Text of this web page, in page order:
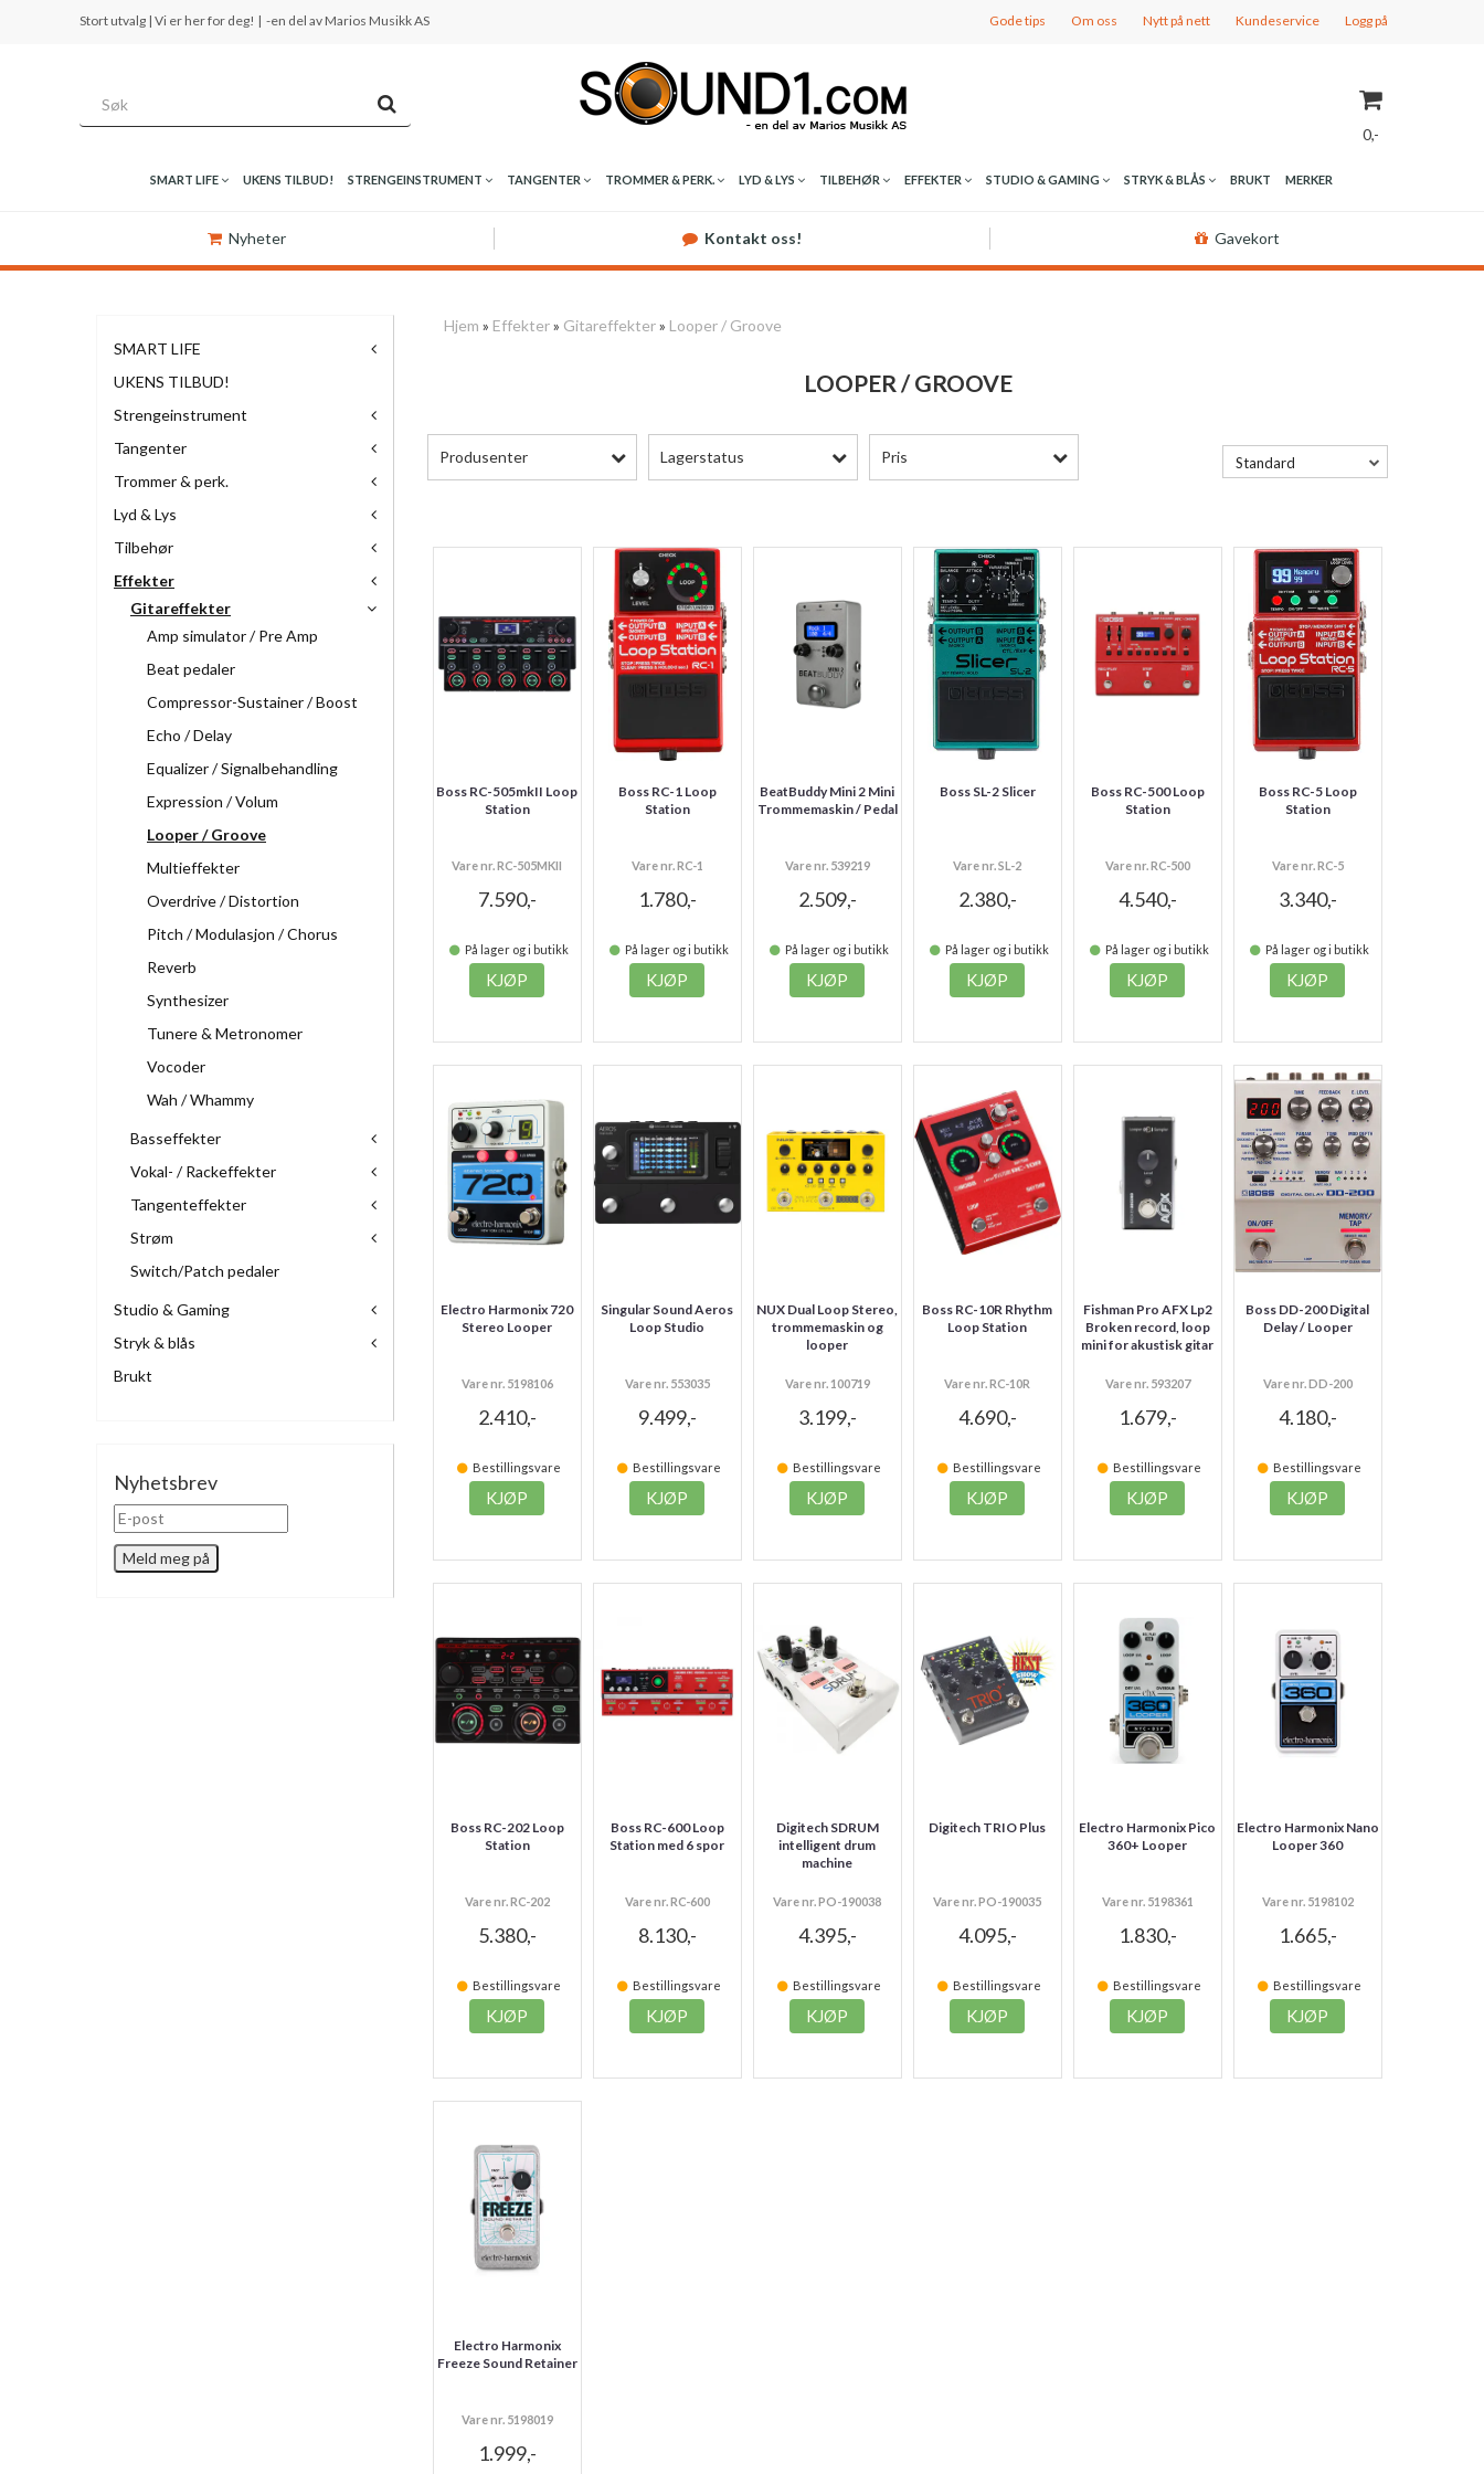
Stort utvalg | Vi er her for deg! | -en del av Marios Musikk AS Gode tips Om oss Nytt på nett Kundeservice Logg på
0,-
SMART LIFE UKENS TILBUD! STRENGEINSTRUMENT TANGENTER TROMMER & PERK. LYD & LYS TILBEHØR EFFEKTER STUDIO & GAMING STRYK & BLÅS BRUKT MERKER
Nyheter Kontakt oss! Gavekort
SMART LIFE
UKENS TILBUD!
Strengeinstrument
Tangenter
Trommer & perk.
Lyd & Lys
Tilbehør
Effekter
Gitareffekter
Amp simulator / Pre Amp
Beat pedaler
Compressor-Sustainer / Boost
Echo / Delay
Equalizer / Signalbehandling
Expression / Volum
Looper / Groove
Multieffekter
Overdrive / Distortion
Pitch / Modulasjon / Chorus
Reverb
Synthesizer
Tunere & Metronomer
Vocoder
Wah / Whammy
Basseffekter
Vokal- / Rackeffekter
Tangenteffekter
Strøm
Switch/Patch pedaler
Studio & Gaming
Stryk & blås
Brukt
Nyhetsbrev
Hjem » Effekter» Gitareffekter» Looper / Groove
LOOPER / GROOVE
Produsenter Lagerstatus Pris Standard
Boss RC-505mkII Loop
Station
Vare nr. RC-505MKII
7.590,-
På lager og i butikk
KJØP
Boss RC-1 Loop
Station
Vare nr. RC-1
1.780,-
På lager og i butikk
KJØP
BeatBuddy Mini 2 Mini
Trommemaskin / Pedal
Vare nr. 539219
2.509,-
På lager og i butikk
KJØP
Boss SL-2 Slicer
Vare nr. SL-2
2.380,-
På lager og i butikk
KJØP
Boss RC-500 Loop
Station
Vare nr. RC-500
4.540,-
På lager og i butikk
KJØP
Boss RC-5 Loop
Station
Vare nr. RC-5
3.340,-
På lager og i butikk
KJØP
Electro Harmonix 720
Stereo Looper
Vare nr. 5198106
2.410,-
Bestillingsvare
KJØP
Singular Sound Aeros
Loop Studio
Vare nr. 553035
9.499,-
Bestillingsvare
KJØP
NUX Dual Loop Stereo,
trommemaskin og
looper
Vare nr. 100719
3.199,-
Bestillingsvare
KJØP
Boss RC-10R Rhythm
Loop Station
Vare nr. RC-10R
4.690,-
Bestillingsvare
KJØP
Fishman Pro AFX Lp2
Broken record, loop
mini for akustisk gitar
Vare nr. 593207
1.679,-
Bestillingsvare
KJØP
Boss DD-200 Digital
Delay / Looper
Vare nr. DD-200
4.180,-
Bestillingsvare
KJØP
Boss RC-202 Loop
Station
Vare nr. RC-202
5.380,-
Bestillingsvare
KJØP
Boss RC-600 Loop
Station med 6 spor
Vare nr. RC-600
8.130,-
Bestillingsvare
KJØP
Digitech SDRUM
intelligent drum
machine
Vare nr. PO-190038
4.395,-
Bestillingsvare
KJØP
Digitech TRIO Plus
Vare nr. PO-190035
4.095,-
Bestillingsvare
KJØP
Electro Harmonix Pico
360+ Looper
Vare nr. 5198361
1.830,-
Bestillingsvare
KJØP
Electro Harmonix Nano
Looper 360
Vare nr. 5198102
1.665,-
Bestillingsvare
KJØP
Electro Harmonix
Freeze Sound Retainer
Vare nr. 5198019
1.999,-